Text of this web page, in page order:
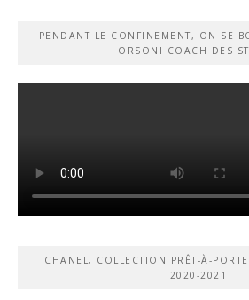
PENDANT LE CONFINEMENT, ON SE
ORSONI COACH DES
CHANEL, COLLECTION PRÊT-À-
2020-2021